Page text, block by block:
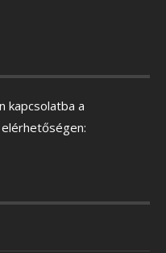
kapcsolatba a